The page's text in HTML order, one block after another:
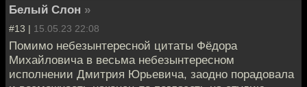
Белый Слон »
#13 | 15.05.23 22:08
Помимо небезынтересной цитаты Фёдора
Михайловича в весьма небезынтересном
исполнении Дмитрия Юрьевича, заодно порадовала